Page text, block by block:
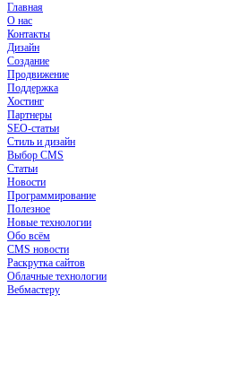
Главная
О нас
Контакты
Дизайн
Создание
Продвижение
Поддержка
Хостинг
Партнеры
SEO-статьи
Стиль и дизайн
Выбор CMS
Статьи
Новости
Программирование
Полезное
Новые технологии
Обо всём
CMS новости
Раскрутка сайтов
Облачные технологии
Вебмастеру